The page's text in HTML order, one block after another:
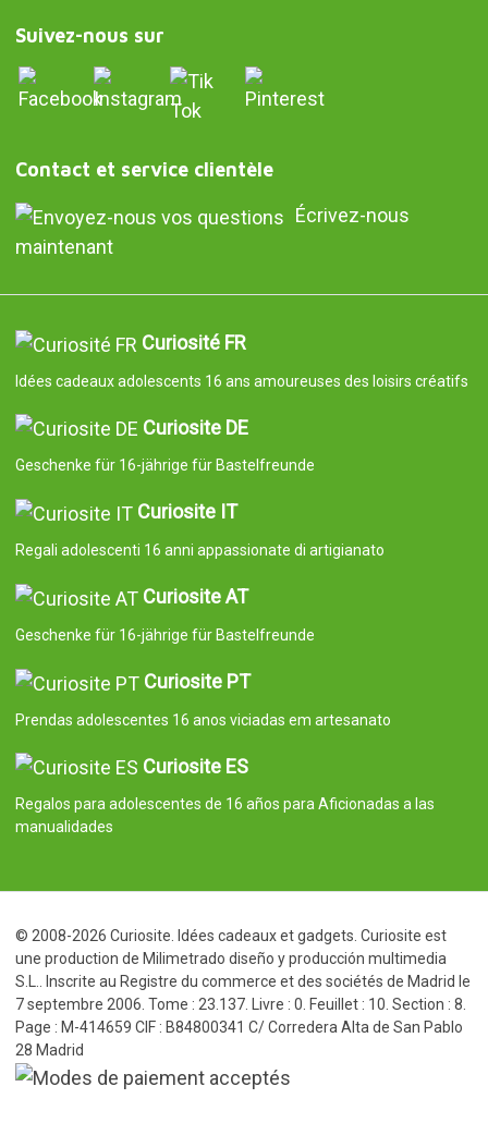
Suivez-nous sur
Contact et service clientèle
Écrivez-nous
maintenant
Curiosité FR
Idées cadeaux adolescents 16 ans amoureuses des loisirs créatifs
Curiosite DE
Geschenke für 16-jährige für Bastelfreunde
Curiosite IT
Regali adolescenti 16 anni appassionate di artigianato
Curiosite AT
Geschenke für 16-jährige für Bastelfreunde
Curiosite PT
Prendas adolescentes 16 anos viciadas em artesanato
Curiosite ES
Regalos para adolescentes de 16 años para Aficionadas a las
manualidades
© 2008-2026 Curiosite. Idées cadeaux et gadgets. Curiosite est
une production de Milimetrado diseño y producción multimedia
S.L.. Inscrite au Registre du commerce et des sociétés de Madrid le
7 septembre 2006. Tome : 23.137. Livre : 0. Feuillet : 10. Section : 8.
Page : M-414659 CIF : B84800341 C/ Corredera Alta de San Pablo
28 Madrid